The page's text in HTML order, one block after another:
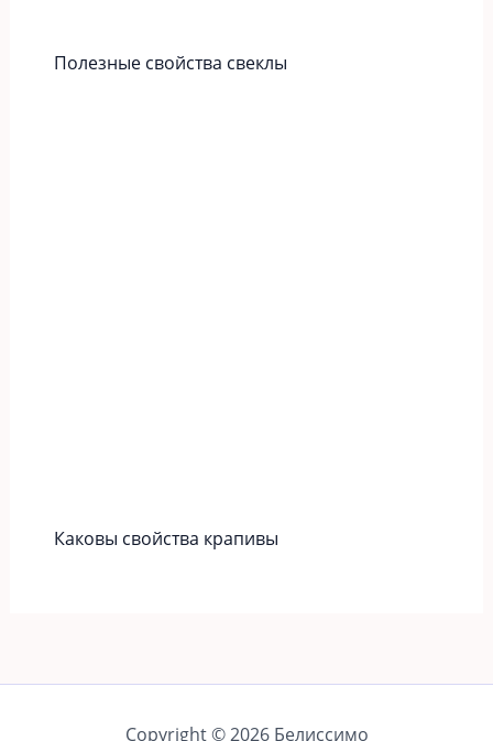
Полезные свойства свеклы
Каковы свойства крапивы
Copyright © 2026 Белиссимо